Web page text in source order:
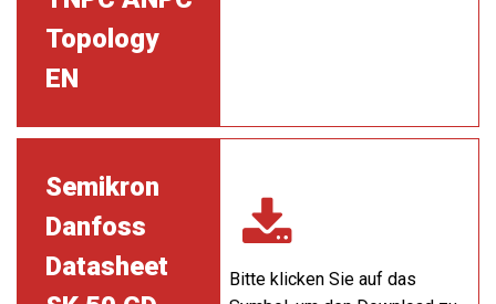
Topology
EN
Semikron
Danfoss
Datasheet
Bitte klicken Sie auf das